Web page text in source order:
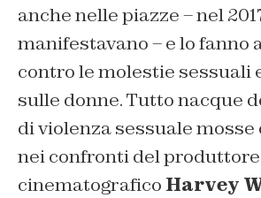
anche nelle piazze – nel
manifestavano – e lo fanno
contro le molestie sessuali
sulle donne. Tutto nacque
di violenza sessuale mosse
nei confronti del produttore
cinematografico Harvey